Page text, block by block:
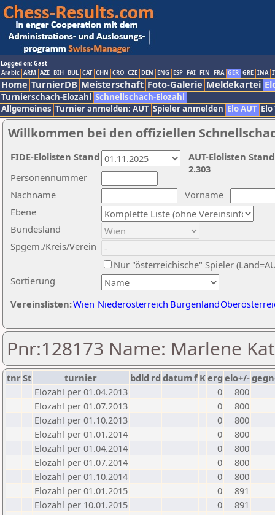
Logged on: Gast
Arabic ARM AZE BIH BUL CAT CHN CRO CZE DEN ENG ESP FAI FIN FRA GER GRE INA
Home TurnierDB Meisterschaft Foto-Galerie Meldekartei
Turnierschach-Elozahl Schnellschach-Elozahl
Allgemeines Turnier anmelden: AUT Spieler anmelden Elo AUT
Willkommen bei den offiziellen
Nachname
Vorname
Ebene
Sortierung
Personennummer
Bundesland
Spgem./Kreis/Verein
Nur "österreichische" Spieler
Vereinslisten:Wien Niederösterreich Burgenland
AUT-Elolisten
2.303
FIDE-Elolisten Stand
Pnr:128173 Name: Marlene
tnrSt turnier bdld rd datumf Kerg elo+/-
Elozahl per 01.04.2013
0
800
Elozahl per 01.07.2013
0
800
Elozahl per 01.10.2013
0
800
Elozahl per 01.01.2014
0
800
Elozahl per 01.04.2014
0
800
Elozahl per 01.07.2014
0
800
Elozahl per 01.10.2014
0
800
Elozahl per 01.01.2015
0
891
Elozahl per 10.01.2015
0
891